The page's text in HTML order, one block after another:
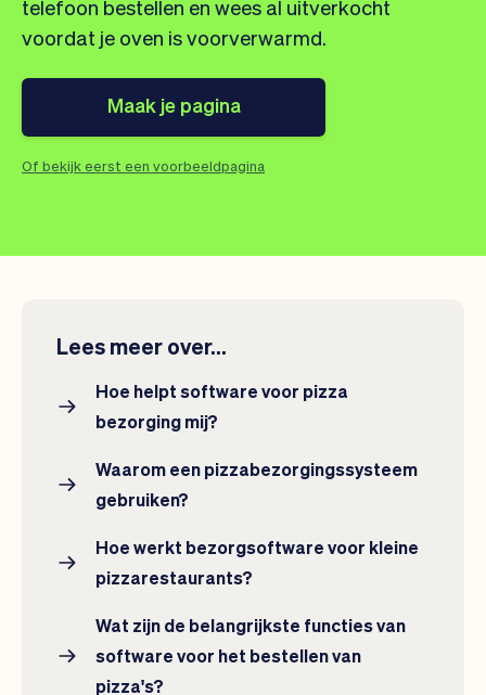
Embed Vev
Administratie
telefoon bestellen en wees al uitverkocht
voordat je oven is voorverwarmd.
Maak je pagina
Of bekijk eerst een voorbeeldpagina
Lees meer over...
Hoe helpt software voor pizza
bezorging mij?
Waarom een pizzabezorgingssysteem
gebruiken?
Hoe werkt bezorgsoftware voor kleine
pizzarestaurants?
Wat zijn de belangrijkste functies van
software voor het bestellen van
pizza's?